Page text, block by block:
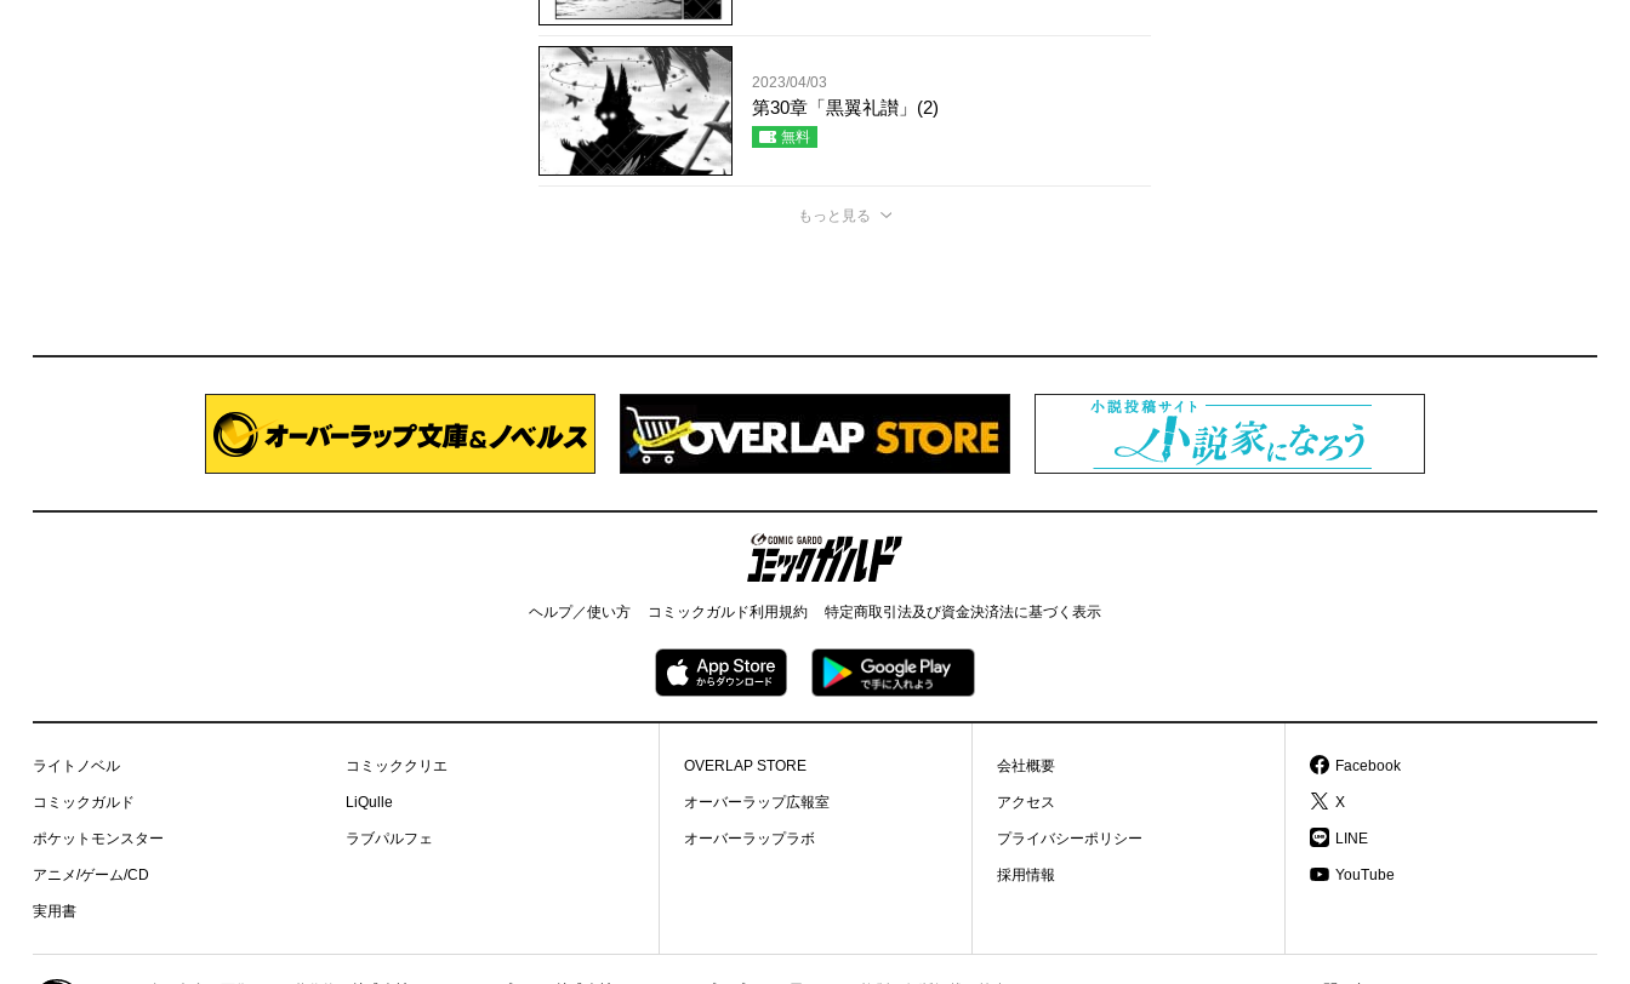
2023/04/03
第30章「黒翼礼讃」(2)
無料
もっと見る
コミックガルド
ヘルプ／使い方 コミックガルド利用規約 特定商取引法及び資金決済法に基づく表示
ライトノベル
コミックガルド
ポケットモンスター
アニメ/ゲーム/CD
実用書
コミッククリエ
LiQulle
ラブパルフェ
OVERLAP STORE
オーバーラップ広報室
オーバーラップラボ
会社概要
アクセス
プライバシーポリシー
採用情報
Facebook
X
LINE
YouTube